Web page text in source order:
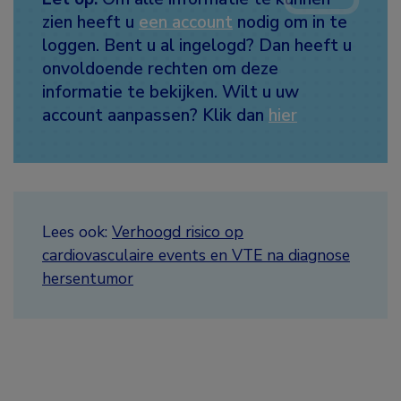
zien heeft u een account nodig om in te
loggen. Bent u al ingelogd? Dan heeft u
onvoldoende rechten om deze
informatie te bekijken. Wilt u uw
account aanpassen? Klik dan hier
Lees ook: Verhoogd risico op
cardiovasculaire events en VTE na diagnose
hersentumor